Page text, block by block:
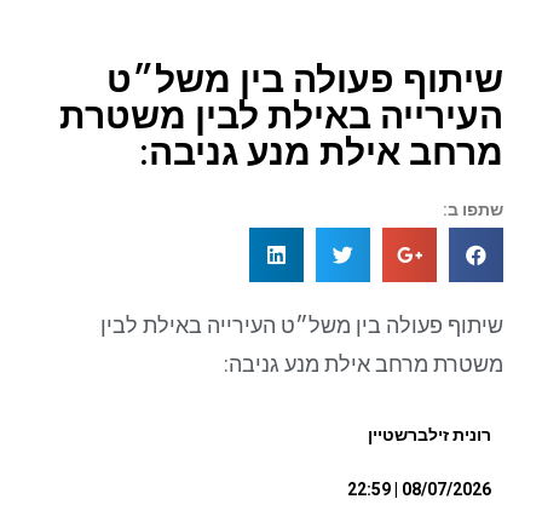
שיתוף פעולה בין משל״ט
העירייה באילת לבין משטרת
מרחב אילת מנע גניבה:
שתפו ב:
שיתוף פעולה בין משל״ט העירייה באילת לבין
משטרת מרחב אילת מנע גניבה:
רונית זילברשטיין
08/07/2026 | 22:59